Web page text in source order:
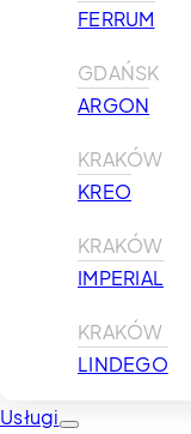
FERRUM
GDAŃSK
ARGON
KRAKÓW
KREO
KRAKÓW
IMPERIAL
KRAKÓW
LINDEGO
Usługi